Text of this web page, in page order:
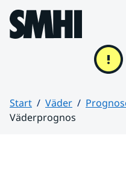
Hoppa till sidans innehåll
Start Väder
Väderprognos